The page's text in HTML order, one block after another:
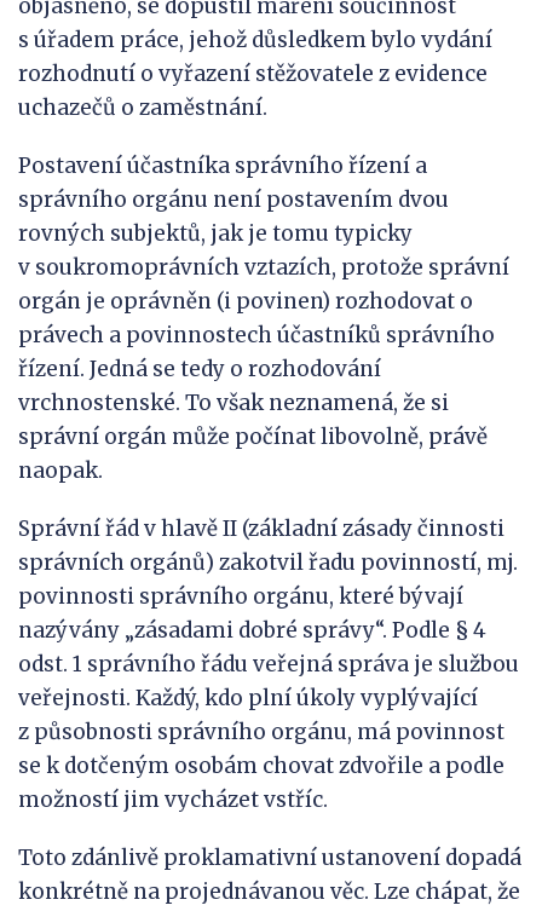
objasněno, se dopustil maření součinnost
s úřadem práce, jehož důsledkem bylo vydání
rozhodnutí o vyřazení stěžovatele z evidence
uchazečů o zaměstnání.
Postavení účastníka správního řízení a
správního orgánu není postavením dvou
rovných subjektů, jak je tomu typicky
v soukromoprávních vztazích, protože správní
orgán je oprávněn (i povinen) rozhodovat o
právech a povinnostech účastníků správního
řízení. Jedná se tedy o rozhodování
vrchnostenské. To však neznamená, že si
správní orgán může počínat libovolně, právě
naopak.
Správní řád v hlavě II (základní zásady činnosti
správních orgánů) zakotvil řadu povinností, mj.
povinnosti správního orgánu, které bývají
nazývány „zásadami dobré správy“. Podle § 4
odst. 1 správního řádu veřejná správa je službou
veřejnosti. Každý, kdo plní úkoly vyplývající
z působnosti správního orgánu, má povinnost
se k dotčeným osobám chovat zdvořile a podle
možností jim vycházet vstříc.
Toto zdánlivě proklamativní ustanovení dopadá
konkrétně na projednávanou věc. Lze chápat, že